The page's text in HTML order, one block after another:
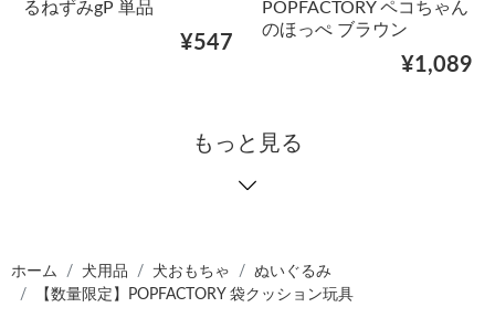
るねずみgP 単品
¥547
POPFACTORY ペコちゃん
のほっぺ ブラウン
¥1,089
もっと見る
ホーム 犬用品 犬おもちゃ
ぬいぐるみ
【数量限定】POPFACTORY 袋クッション玩具